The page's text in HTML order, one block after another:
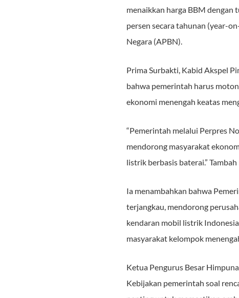
menaikkan harga BBM dengan
persen secara tahunan (year-
Negara (APBN).
Prima Surbakti, Kabid Akspel
bahwa pemerintah harus
ekonomi menengah keatas
“Pemerintah melalui Perpres
mendorong masyarakat
listrik berbasis baterai.”
Ia menambahkan bahwa
terjangkau, mendorong
kendaran mobil listrik
masyarakat kelompok
Ketua Pengurus Besar
Kebijakan pemerintah soal